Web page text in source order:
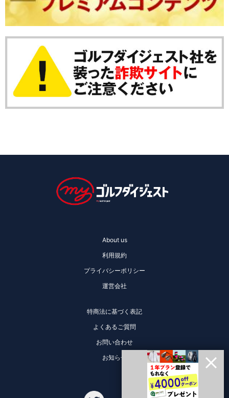
About us
利用規約
プライバシーポリシー
運営会社
特商法に基づく表記
よくあるご質問
お問い合わせ
お知らせ